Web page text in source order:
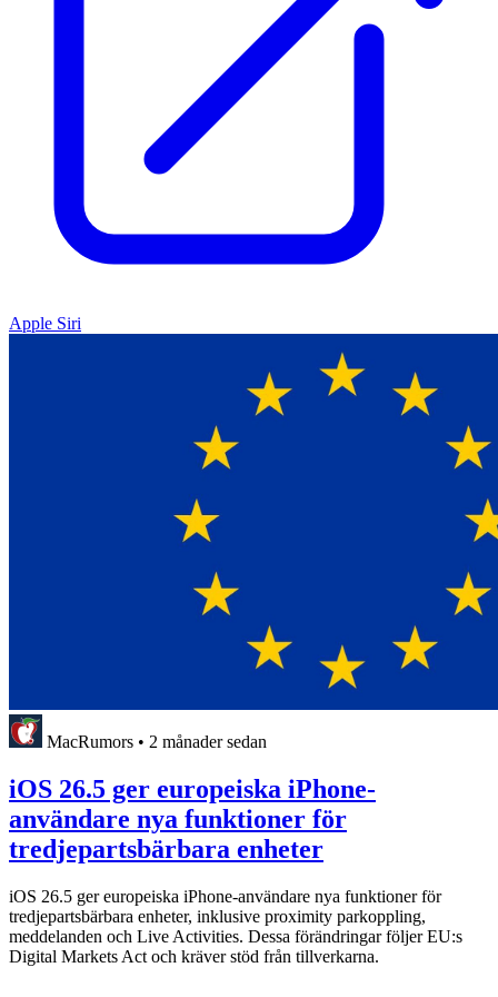
Apple Siri
MacRumors • 2 månader sedan
iOS 26.5 ger europeiska iPhone-
användare nya funktioner för
tredjepartsbärbara enheter
iOS 26.5 ger europeiska iPhone-användare nya funktioner för
tredjepartsbärbara enheter, inklusive proximity parkoppling,
meddelanden och Live Activities. Dessa förändringar följer EU:s
Digital Markets Act och kräver stöd från tillverkarna.